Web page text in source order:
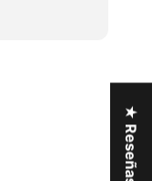
★ Reseñas